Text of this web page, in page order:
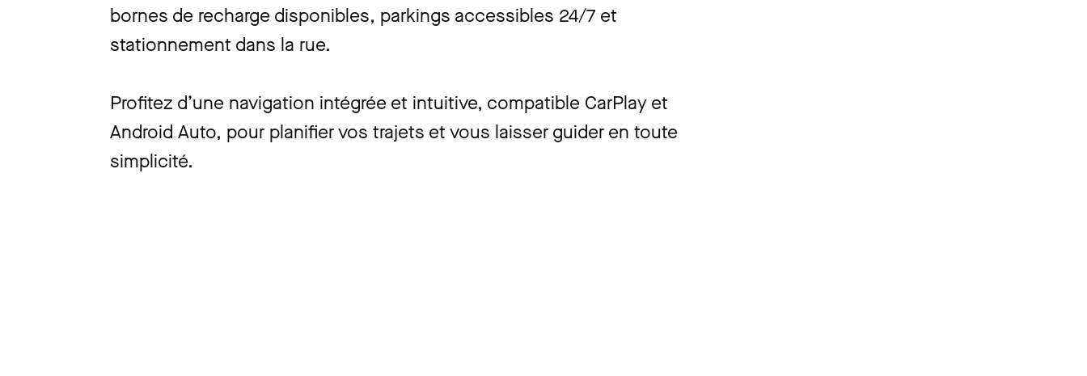
bornes de recharge disponibles, parkings accessibles 24/7 et
stationnement dans la rue.
Profitez d’une navigation intégrée et intuitive, compatible CarPlay et
Android Auto, pour planifier vos trajets et vous laisser guider en toute
simplicité.